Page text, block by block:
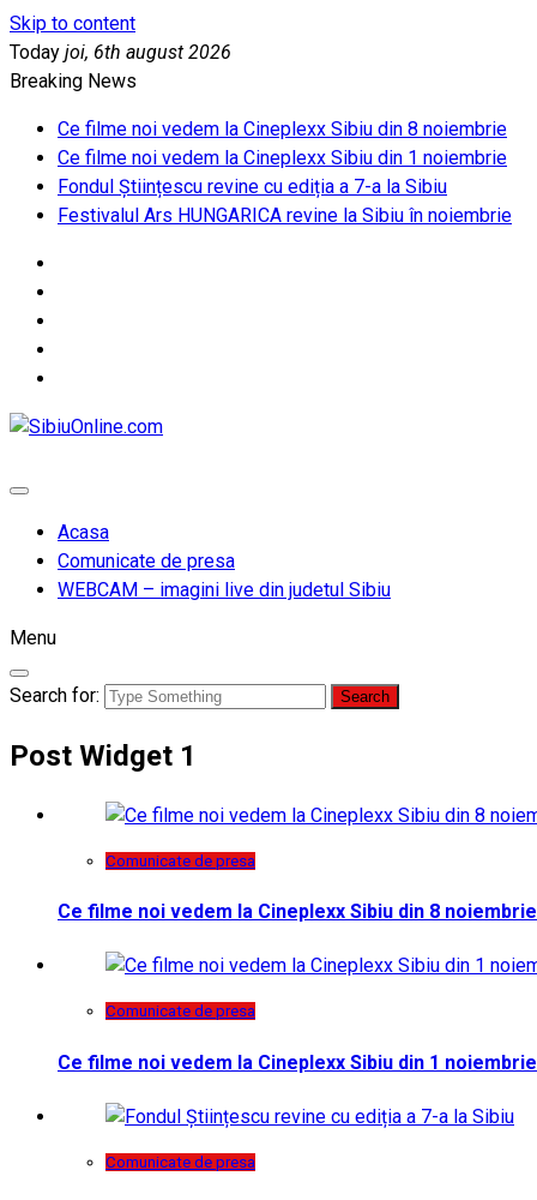
Skip to content
Today joi, 6th august 2026
Breaking News
Ce filme noi vedem la Cineplexx Sibiu din 8 noiembrie
Ce filme noi vedem la Cineplexx Sibiu din 1 noiembrie
Fondul Științescu revine cu ediția a 7-a la Sibiu
Festivalul Ars HUNGARICA revine la Sibiu în noiembrie
Acasa
Comunicate de presa
WEBCAM – imagini live din judetul Sibiu
Menu
Search for:
Post Widget 1
Comunicate de presa
Ce filme noi vedem la Cineplexx Sibiu din 8 noiembrie
Comunicate de presa
Ce filme noi vedem la Cineplexx Sibiu din 1 noiembrie
Comunicate de presa